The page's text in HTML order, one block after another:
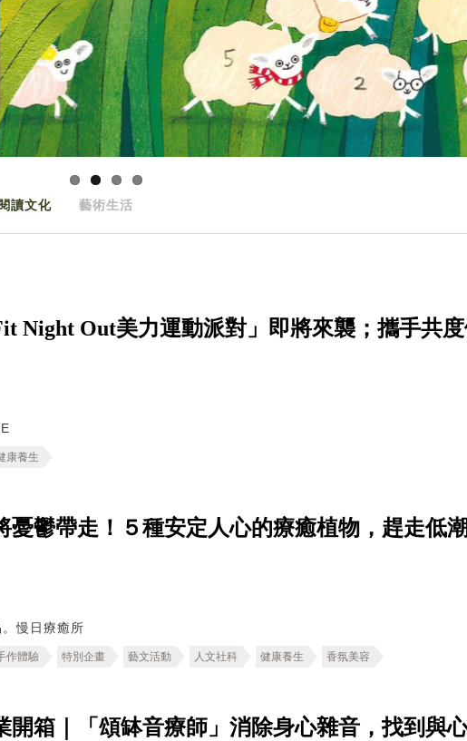
閱讀文化 藝術生活
Night Out美力運動派對」即將來襲；攜手共
康養生
憂鬱帶走！５種安定人心的療癒植物，趕走低
慢日療癒所
作體驗 特別企畫 藝文活動 人文社科 健康養生 香氛美容
開箱｜「頌缽音療師」消除身心雜音，找到與